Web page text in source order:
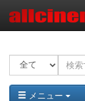
メニュー